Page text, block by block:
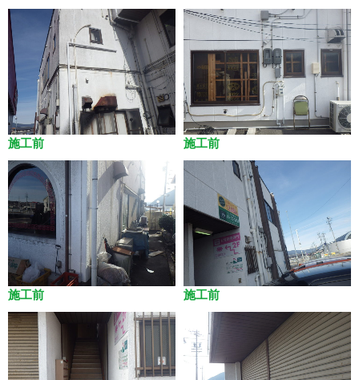
施工前 施工前
施工前 施工前